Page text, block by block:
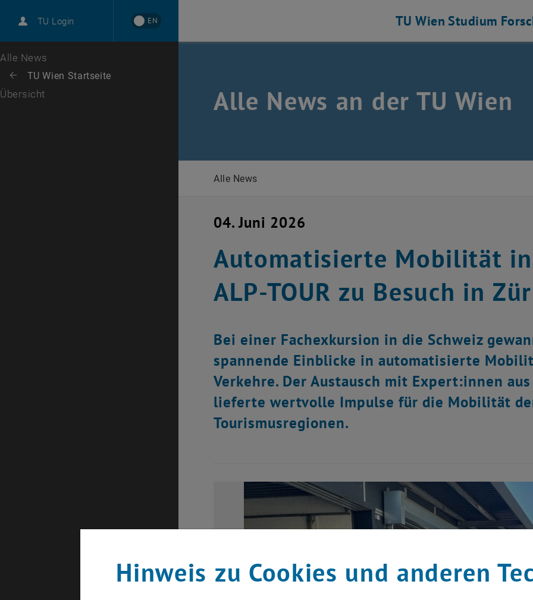
TU Login EN
Karriere
Zur 1. Menü Ebene
Alle News
Zurück: Subseiten von TU Wien Startseite auflisten
Zurück zur letzten Ebene:
TU Wien Startseite
Übersicht
TU Wien Studium
Alle News an der TU Wien
Alle News
04. Juni 2026
Automatisierte Mobilität in
ALP-TOUR zu Besuch in
Bei einer Fachexkursion in die Schweiz
spannende Einblicke in automatisierte
Verkehre. Der Austausch mit Expert:innen
lieferte wertvolle Impulse für die Mobilität
Tourismusregionen.
Hinweis zu Cookies und anderen